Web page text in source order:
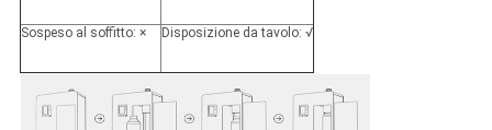
Sospeso al soffitto: × Disposizione da tavolo: √